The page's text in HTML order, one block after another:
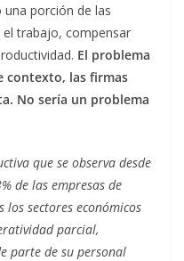
una porción de las
trabajo, compensar
El problema
contexto, las firmas
No sería un problema
que se observa desde
de las empresas de
los sectores económicos
parcial,
parte de su personal